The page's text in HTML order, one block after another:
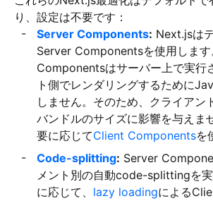
り、設定は不要です：
Server Components: Next.jsは
Server Componentsを使用しま
Componentsはサーバー上で実行
ト側でレンダリングするために
しません。そのため、クライア
バンドルのサイズに影響を与えま
要に応じてClient Componentsを
Code-splitting: Server
メント別の自動code-splittingを
に応じて、 lazy loadingによる